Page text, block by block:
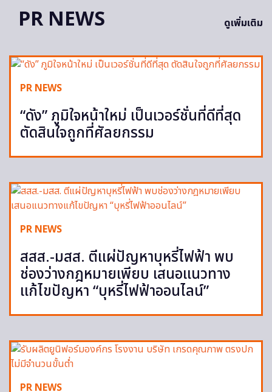
PR NEWS ดูเพิ่มเติม
PR NEWS
“ดัง” ภูมิใจหน้าใหม่ เป็นเวอร์ชั่นที่ดีที่สุด
ตัดสินใจถูกที่ศัลยกรรม
PR NEWS
สสส.-มสส. ตีแผ่ปัญหาบุหรี่ไฟฟ้า พบ
ช่องว่างกฎหมายเพียบ เสนอแนวทาง
แก้ไขปัญหา “บุหรี่ไฟฟ้าออนไลน์”
PR NEWS